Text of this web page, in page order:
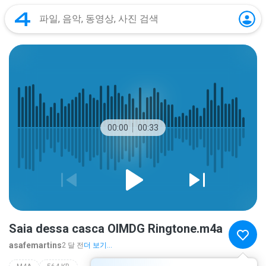
00:00 00:33
Saia dessa casca OIMDG Ringtone.m4a
asafemartins2 달 전 더 보기...